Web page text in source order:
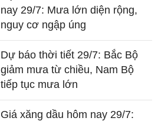
nay 29/7: Mưa lớn diện rộng,
nguy cơ ngập úng
Dự báo thời tiết 29/7: Bắc Bộ
giảm mưa từ chiều, Nam Bộ
tiếp tục mưa lớn
Giá xăng dầu hôm nay 29/7: